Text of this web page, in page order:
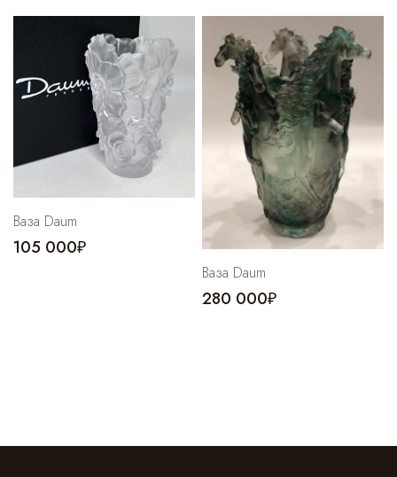
Ваза Daum
105 000₽
Ваза Daum
280 000₽